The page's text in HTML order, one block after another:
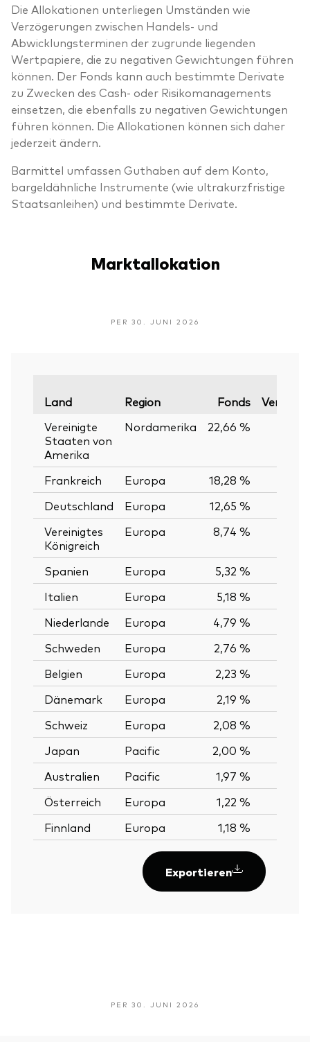
Die Allokationen unterliegen Umständen wie
Verzögerungen zwischen Handels- und
Abwicklungsterminen der zugrunde liegenden
Wertpapiere, die zu negativen Gewichtungen führen
können. Der Fonds kann auch bestimmte Derivate
zu Zwecken des Cash- oder Risikomanagements
einsetzen, die ebenfalls zu negativen Gewichtungen
führen können. Die Allokationen können sich daher
jederzeit ändern.
Barmittel umfassen Guthaben auf dem Konto,
bargeldähnliche Instrumente (wie ultrakurzfristige
Staatsanleihen) und bestimmte Derivate.
Marktallokation
PER 30. JUNI 2026
Land Region Fonds
Vereinigte
Staaten von
Amerika
Nordamerika 22,66 %
Frankreich Europa
18,28 %
Deutschland
Europa
12,65 %
Vereinigtes
Königreich
Europa 8,74 %
Spanien Europa
5,32 %
Italien
Europa
5,18 %
Niederlande
Europa
4,79 %
Schweden
Europa
2,76 %
Belgien
Europa
2,23 %
Dänemark
Europa
2,19 %
Schweiz
Europa
2,08 %
Japan
Pacific
2,00 %
Australien
Pacific
1,97 %
Österreich
Europa
1,22 %
Finnland
Europa 1,18 %
Exportieren
PER 30. JUNI 2026